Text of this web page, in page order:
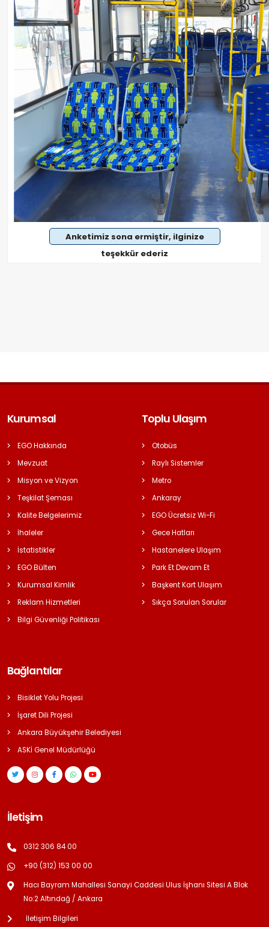
Anketimiz sona ermiştir, ilginize
teşekkür ederiz
Kurumsal
EGO Hakkında
Mevzuat
Misyon ve Vizyon
Teşkilat Şeması
Kalite Belgelerimiz
İhaleler
İstatistikler
EGO Bülten
Kurumsal Kimlik
Reklam Hizmetleri
Bilgi Güvenliği Politikası
Toplu Ulaşım
Otobüs
Raylı Sistemler
Metro
Ankaray
EGO Ücretsiz Wi-Fi
Gece Hatları
Hastanelere Ulaşım
Park Et Devam Et
Başkent Kart Ulaşım
Sıkça Sorulan Sorular
Bağlantılar
Bisiklet Yolu Projesi
İşaret Dili Projesi
Ankara Büyükşehir Belediyesi
ASKİ Genel Müdürlüğü
İletişim
0312 306 84 00
+90 (312) 153 00 00
Hacı Bayram Mahallesi Sanayi Caddesi Ulus İşhanı Sitesi A Blok
No:2 Altındağ / Ankara
İletişim Bilgileri